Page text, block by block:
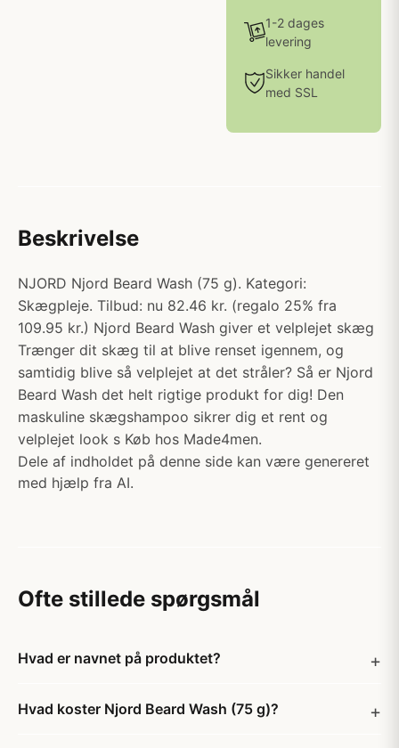
1-2 dages
levering
Sikker handel
med SSL
Beskrivelse
NJORD Njord Beard Wash (75 g). Kategori:
Skægpleje. Tilbud: nu 82.46 kr. (regalo 25% fra
109.95 kr.) Njord Beard Wash giver et velplejet skæg
Trænger dit skæg til at blive renset igennem, og
samtidig blive så velplejet at det stråler? Så er Njord
Beard Wash det helt rigtige produkt for dig! Den
maskuline skægshampoo sikrer dig et rent og
velplejet look s Køb hos Made4men.
Dele af indholdet på denne side kan være genereret
med hjælp fra AI.
Ofte stillede spørgsmål
Hvad er navnet på produktet?
Hvad koster Njord Beard Wash (75 g)?